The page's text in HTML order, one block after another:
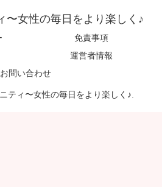
〜女性の毎日をより楽しく♪
免責事項
運営者情報
お問い合わせ
ティ〜女性の毎日をより楽しく♪.